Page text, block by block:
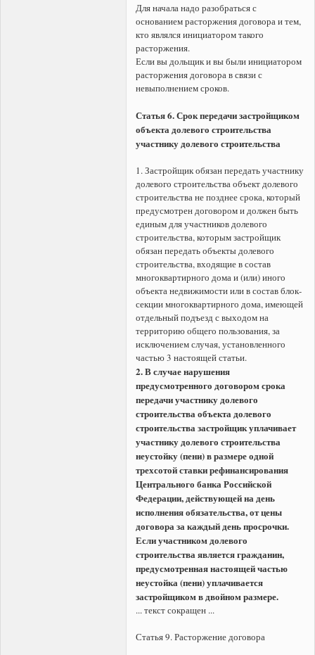
Для начала надо разобраться с
основанием расторжения договора и тем,
кто являлся инициатором такого
расторжения.
Если вы дольщик и вы были инициатором
расторжения договора в связи с
невыполнением сроков.
Статья 6. Срок передачи застройщиком
объекта долевого строительства
участнику долевого строительства
1. Застройщик обязан передать участнику
долевого строительства объект долевого
строительства не позднее срока, который
предусмотрен договором и должен быть
единым для участников долевого
строительства, которым застройщик
обязан передать объекты долевого
строительства, входящие в состав
многоквартирного дома и (или) иного
объекта недвижимости или в состав блок-
секции многоквартирного дома, имеющей
отдельный подъезд с выходом на
территорию общего пользования, за
исключением случая, установленного
частью 3 настоящей статьи.
2. В случае нарушения
предусмотренного договором срока
передачи участнику долевого
строительства объекта долевого
строительства застройщик уплачивает
участнику долевого строительства
неустойку (пени) в размере одной
трехсотой ставки рефинансирования
Центрального банка Российской
Федерации, действующей на день
исполнения обязательства, от цены
договора за каждый день просрочки.
Если участником долевого
строительства является гражданин,
предусмотренная настоящей частью
неустойка (пени) уплачивается
застройщиком в двойном размере.
... текст сокращен ...
Статья 9. Расторжение договора